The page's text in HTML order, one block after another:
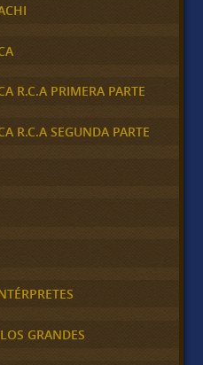
R.C.A PRIMERA PARTE
R.C.A SEGUNDA PARTE
GRANDES